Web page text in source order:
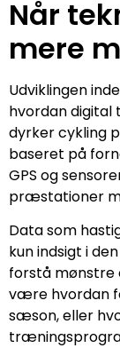
Når
mere
Udviklingen
hvordan
dyrker cykling
baseret på
GPS og
præstationer
Data som
kun indsigt i
forstå mønstre
være hvordan
sæson, eller